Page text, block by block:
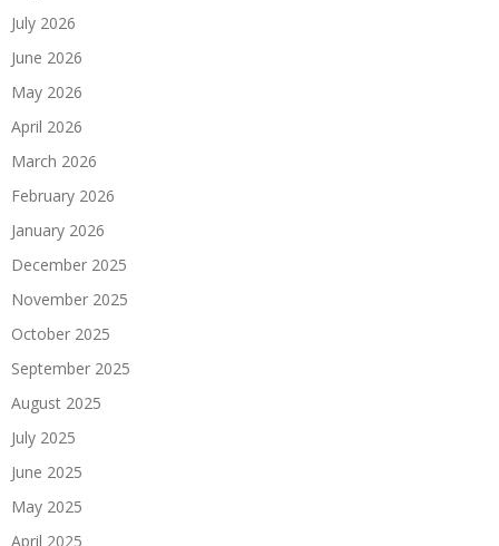
July 2026
June 2026
May 2026
April 2026
March 2026
February 2026
January 2026
December 2025
November 2025
October 2025
September 2025
August 2025
July 2025
June 2025
May 2025
April 2025